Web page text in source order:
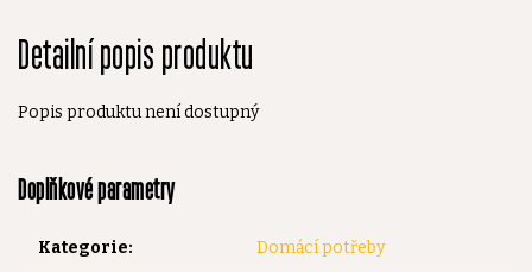
Detailní popis produktu
Popis produktu není dostupný
Doplňkové parametry
Kategorie: Domácí potřeby